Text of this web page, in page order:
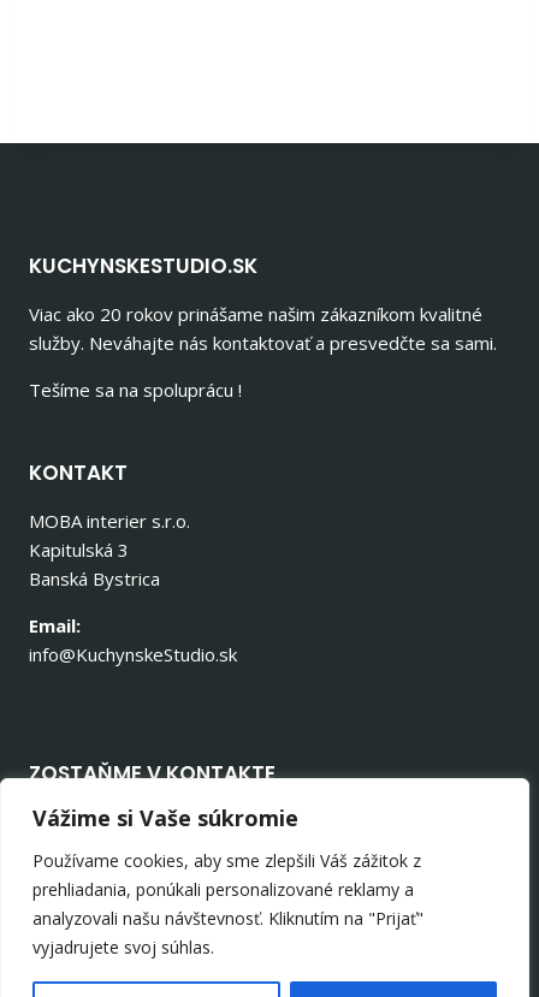
Vážime si Vaše súkromie
Používame cookies, aby sme zlepšili Váš zážitok z
prehliadania, ponúkali personalizované reklamy a
analyzovali našu návštevnosť. Kliknutím na "Prijať"
vyjadrujete svoj súhlas.
KUCHYNSKESTUDIO.SK
Viac ako 20 rokov prinášame našim zákazníkom kvalitné
služby. Neváhajte nás kontaktovať a presvedčte sa sami.
Tešíme sa na spoluprácu !
KONTAKT
MOBA interier s.r.o.
Kapitulská 3
Banská Bystrica
Email:
info@KuchynskeStudio.sk
ZOSTAŇME V KONTAKTE
© 2026 KuchynskeStudio.sk